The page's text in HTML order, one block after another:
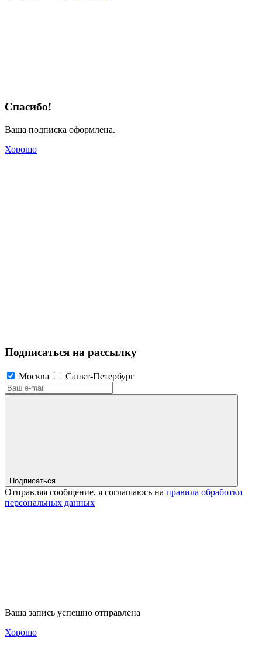
Спасибо!
Ваша подписка оформлена.
Хорошо
Подписаться на рассылку
Москва Санкт-Петербург
Подписаться
Отправляя сообщение, я соглашаюсь на правила обработки
персональных данных
Ваша запись успешно отправлена
Хорошо